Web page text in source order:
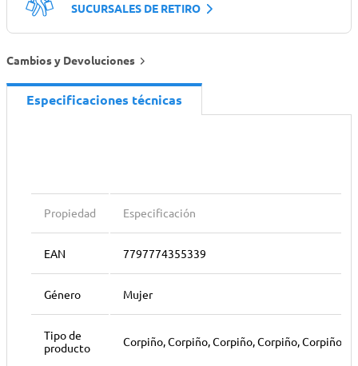
SUCURSALES DE RETIRO
Cambios y Devoluciones
Especificaciones técnicas
Propiedad Especificación
EAN 7797774355339
Género Mujer
Tipo de
producto
Corpiño, Corpiño, Corpiño, Corpiño, Corpiño,